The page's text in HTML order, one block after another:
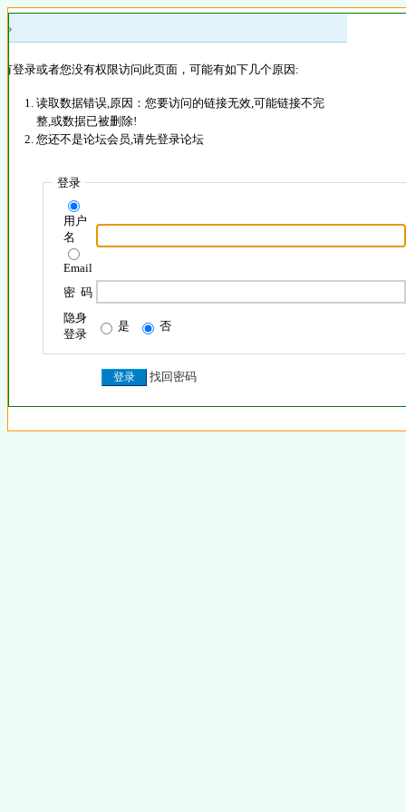
»
登录或者您没有权限访问此页面，可能有如下几个原因:
读取数据错误,原因：您要访问的链接无效,可能链接不完
整,或数据已被删除!
您还不是论坛会员,请先登录论坛
登录
用户
名
Email
密 码
隐身
登录
是 否
找回密码